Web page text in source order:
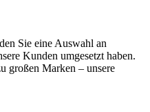
Sie eine Auswahl an
Kunden umgesetzt haben.
großen Marken – unsere